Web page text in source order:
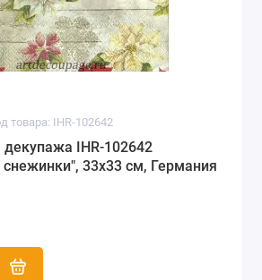
товара: IHR-102642
IHR-102642
снежинки", 33х33 см, Германия